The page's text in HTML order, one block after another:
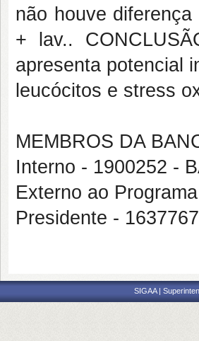
não houve
+ lav..
apresenta potencial
leucócitos e stress
MEMBROS DA
Interno - 1900252 -
Externo ao
Presidente -
SIGAA |